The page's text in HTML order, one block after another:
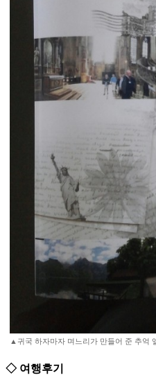
▲귀국 하자마자 며느리가 만들어 준 추억
◇ 여행후기